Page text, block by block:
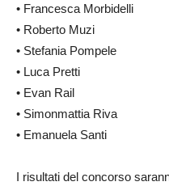
• Francesca Morbidelli
• Roberto Muzi
• Stefania Pompele
• Luca Pretti
• Evan Rail
• Simonmattia Riva
• Emanuela Santi
I risultati del concorso